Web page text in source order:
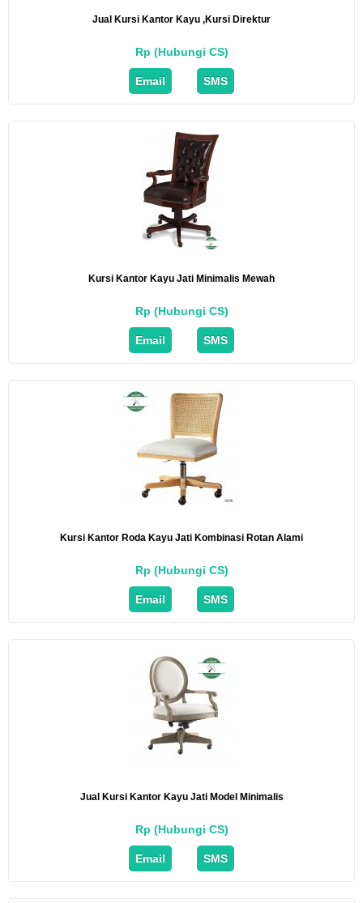
Jual Kursi Kantor Kayu ,Kursi Direktur
Rp (Hubungi CS)
Email SMS
Kursi Kantor Kayu Jati Minimalis Mewah
Rp (Hubungi CS)
Email SMS
Kursi Kantor Roda Kayu Jati Kombinasi Rotan Alami
Rp (Hubungi CS)
Email SMS
Jual Kursi Kantor Kayu Jati Model Minimalis
Rp (Hubungi CS)
Email SMS